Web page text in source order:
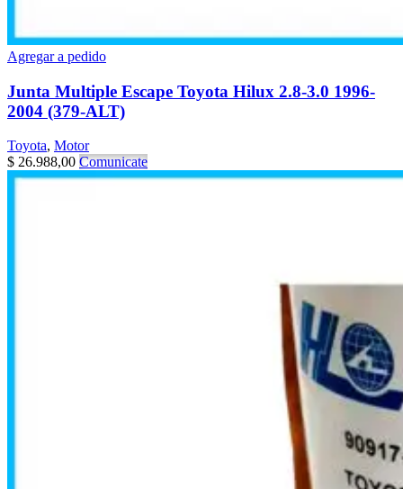
Agregar a pedido
Junta Multiple Escape Toyota Hilux 2.8-3.0 1996-
2004 (379-ALT)
Toyota, Motor
$ 26.988,00 Comunicate